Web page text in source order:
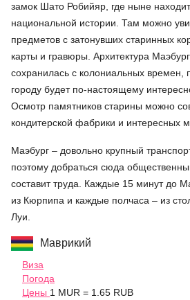
замок Шато Робийяр, где ныне
национальной истории. Там можно
предметов с затонувших старинных
карты и гравюры. Архитектура
сохранилась с колониальных времен,
городу будет по-настоящему
Осмотр памятников старины можно
кондитерской фабрики и интересных
Маэбург – довольно крупный
поэтому добраться сюда
составит труда. Каждые 15 минут до
из Кюрпипа и каждые полчаса – из
Луи.
Маврикий
Виза
Погода
Цены 1 MUR = 1.65 RUB